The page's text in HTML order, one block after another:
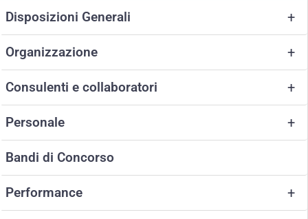
+
Disposizioni Generali
+
Organizzazione
+
Consulenti e collaboratori
+
Personale
Bandi di Concorso
+
Performance